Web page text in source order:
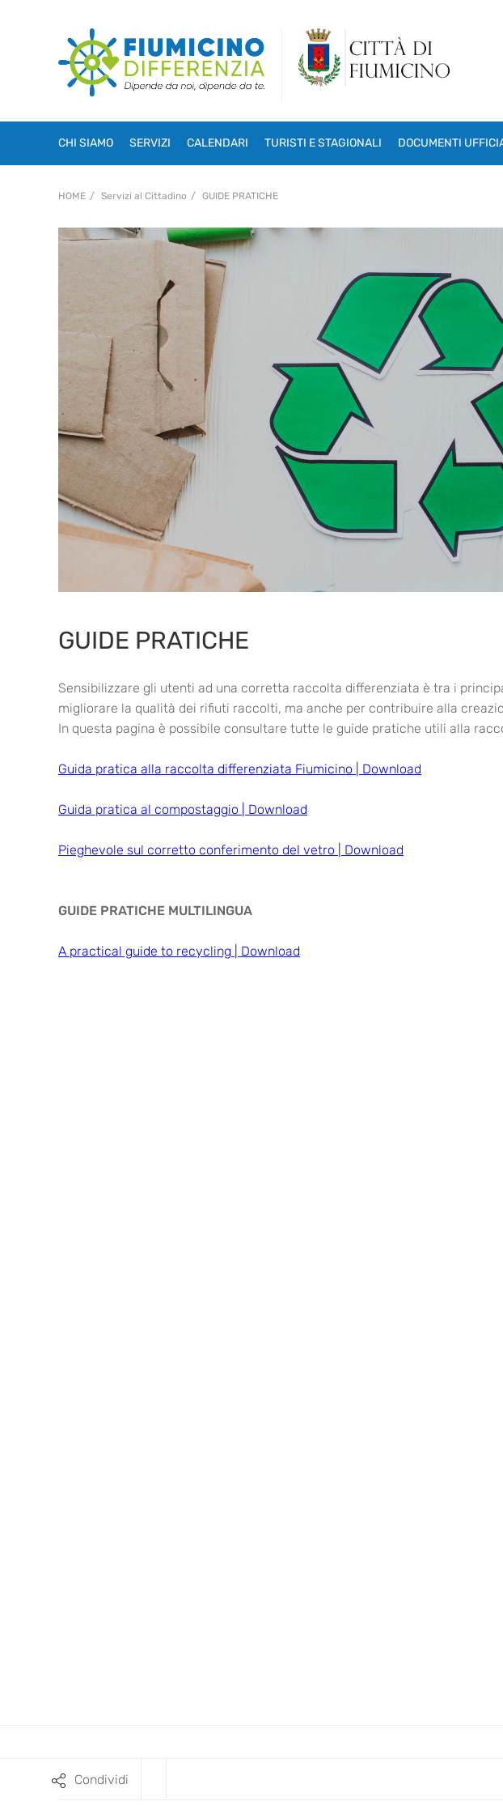
CHI SIAMO SERVIZI CALENDARI TURISTI E STAGIONALI DOCUMENTI
HOME Servizi al Cittadino GUIDE PRATICHE
GUIDE PRATICHE
Sensibilizzare gli utenti ad una corretta raccolta differenziata è tra i
migliorare la qualità dei rifiuti raccolti, ma anche per contribuire alla
In questa pagina è possibile consultare tutte le guide pratiche utili alla
Guida pratica alla raccolta differenziata Fiumicino | Download
Guida pratica al compostaggio | Download
Pieghevole sul corretto conferimento del vetro | Download
GUIDE PRATICHE MULTILINGUA
A practical guide to recycling | Download
Condividi